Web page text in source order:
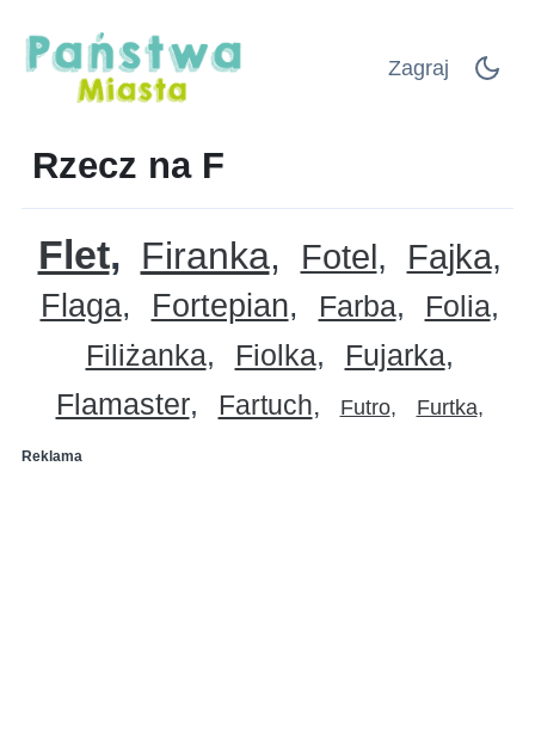
Zagraj
Rzecz na F
Flet Firanka Fotel Fajka
Flaga Fortepian Farba
Folia
Filiżanka
Fiolka
Fujarka
Flamaster
Fartuch Futro Furtka
Reklama